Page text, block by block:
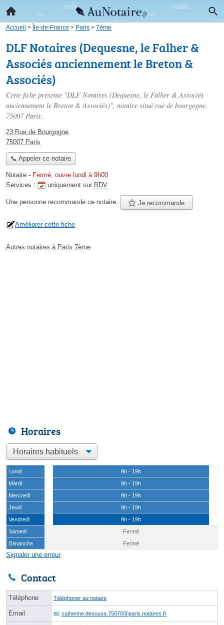
Accueil > Île-de-France > Paris > 7ème
DLF Notaires (Dequesne, le Falher &
Associés anciennement le Breton &
Associés)
Cette fiche présente "DLF Notaires (Dequesne, le Falher & Associés
anciennement le Breton & Associés)", notaire situé rue de bourgogne,
75007 Paris.
23 Rue de Bourgogne
75007 Paris
📞 Appeler ce notaire
Notaire - Fermé, ouvre lundi à 9h00
Services :
uniquement sur RDV
Une personne recommande ce notaire. Je recommande
Améliorer cette fiche
Autres notaires à Paris 7ème
Horaires
Lundi
9h - 19h
Mardi
9h - 19h
Mercredi
9h - 19h
Jeudi
9h - 19h
Vendredi
9h - 19h
Samedi
Fermé
Dimanche
Fermé
Signaler une erreur
Contact
Téléphone Téléphoner au notaire
Email catherine.desousa.75070ⓐparis.notaires.fr